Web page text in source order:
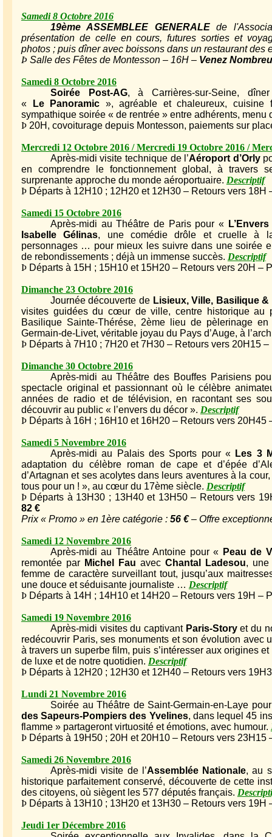
Samedi 8 Octobre 2016
19ème ASSEMBLEE GENERALEde
présentation de celle en cours, futures sorties et
photos ; puis dîner avec boissons dans un restaurant des
Þ Salle des Fêtes de Montesson – 16H – Venez
Samedi 8 Octobre 2016
Soirée Post-AG, à Carrières-sur-Seine,
«
Le Panoramic », agréable et chaleureux, cuisine
sympathique soirée « de rentrée » entre adhérents, menu
Þ20H, covoiturage depuis Montesson, paiements sur
Mercredi 12 Octobre 2016 / Mercredi 19 Octobre 2016 /
Après-midi visite technique de l’Aéroport d’Orly
en comprendre le fonctionnement global, à travers
surprenante approche du monde aéroportuaire. Descriptif
ÞDéparts à 12H10 ; 12H20 et 12H30 – Retours vers 18H
Samedi 15 Octobre 2016
Après-midi au Théâtre de Paris pour «
Isabelle Gélinas, une comédie drôle et cruelle à
personnages … pour mieux les suivre dans une soirée
de rebondissements ; déjà un immense succès. Descriptif
ÞDéparts à 15H ; 15H10 et 15H20 – Retours vers 20H –
Dimanche 23 Octobre 2016
Journée découverte de Lisieux, Ville, Basilique &
visites guidées du cœur de ville, centre historique au
Basilique Sainte-Thérése, 2ème lieu de pèlerinage
Germain-de-Livet, véritable joyau du Pays d’Auge, à
ÞDéparts à 7H10 ; 7H20 et 7H30 – Retours vers 20H15
Dimanche 30 Octobre 2016
Après-midi au Théâtre des Bouffes Parisiens
spectacle original et passionnant où le célèbre
années de radio et de télévision, en racontant ses
découvrir au public « l’envers du décor ». Descriptif
ÞDéparts à 16H ; 16H10 et 16H20 – Retours vers 20H45
Samedi 5 Novembre 2016
Après-midi au Palais des Sports pour « Les 3
adaptation du célèbre roman de cape et d’épée
d’Artagnan et ses acolytes dans leurs aventures à la
tous pour un ! », au cœur du 17ème siècle. Descriptif
ÞDéparts à 13H30 ; 13H40 et 13H50 – Retours vers
82 €
Prix « Promo » en 1ère catégorie : 56 €– Offre
Samedi 12 Novembre 2016
Après-midi au Théâtre Antoine pour « Peau de
remontée par Michel Fau avec Chantal Ladesou, une
femme de caractère surveillant tout, jusqu’aux
une douce et séduisante journaliste … Descriptif
ÞDéparts à 14H ; 14H10 et 14H20 – Retours vers 19H –
Samedi 19 Novembre 2016
Après-midi visites du captivant Paris-Storyet du
redécouvrir Paris, ses monuments et son évolution avec
à travers un superbe film, puis s’intéresser aux origines
de luxe et de notre quotidien. Descriptif
ÞDéparts à 12H20 ; 12H30 et 12H40 – Retours vers
Lundi 21 Novembre 2016
Soirée au Théâtre de Saint-Germain-en-Laye
des Sapeurs-Pompiers des Yvelines, dans lequel 45
flamme » partageront virtuosité et émotions, avec humour.
ÞDéparts à 19H50 ; 20H et 20H10 – Retours vers 23H15
Samedi 26 Novembre 2016
Après-midi visite de l’Assemblée Nationale, au
historique parfaitement conservé, découverte de cette
des citoyens, où siègent les 577 députés français.
ÞDéparts à 13H10 ; 13H20 et 13H30 – Retours vers 19H
Jeudi 1er Décembre 2016